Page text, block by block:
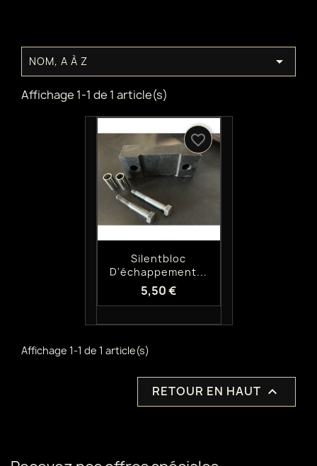
NOM, A À Z 
Affichage 1-1 de 1 article(s)
Aperçu rapide
Silentbloc
D'échappement...
5,50 €
favorite_border
Affichage 1-1 de 1 article(s)
RETOUR EN HAUT 